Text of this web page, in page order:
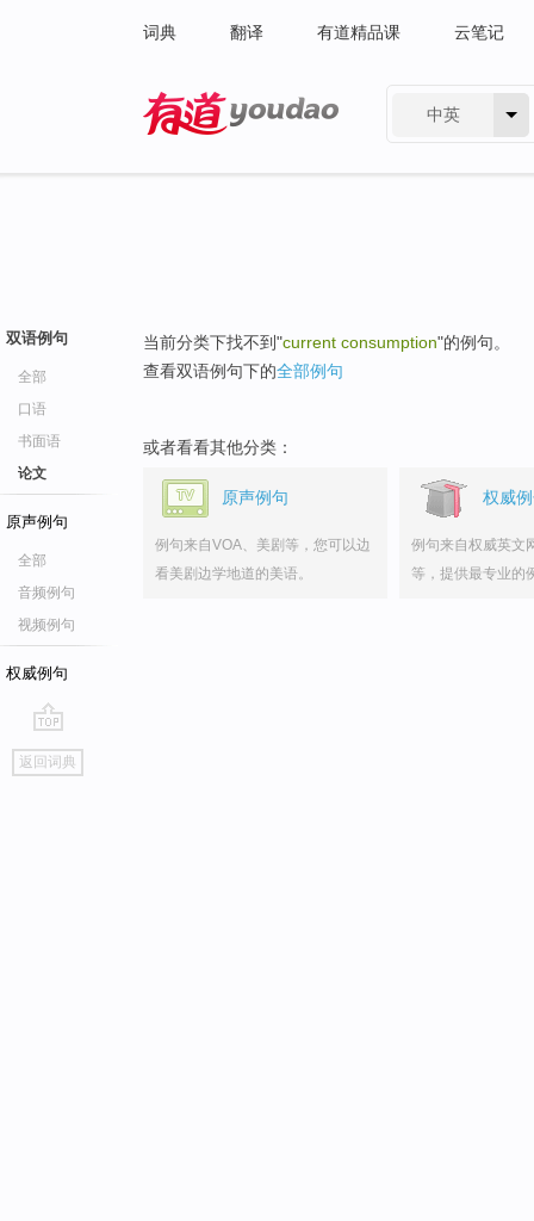
词典 翻译 有道精品课 云笔记
中英
双语例句
全部
口语
书面语
论文
原声例句
全部
音频例句
视频例句
权威例句
go
top
返回词典
当前分类下找不到"current consumption"的例句。
查看双语例句下的全部例句
或者看看其他分类：
原声例句
例句来自VOA、美剧等，您可以边
看美剧边学地道的美语。
权威
例句来自权威英文
等，提供最专业的